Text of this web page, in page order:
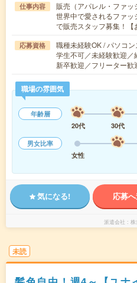
仕事内容
販売（アパレル・ファッ
世界中で愛されるファッ
で販売スタッフ募集！
応募資格
職種未経験OK / パソコ
学生不可／未経験歓迎／
新卒歓迎／フリーター
職場の雰囲気
年齢層
20代
30代
男女比率
女性
気になる! 応募
派遣会社 株
未読